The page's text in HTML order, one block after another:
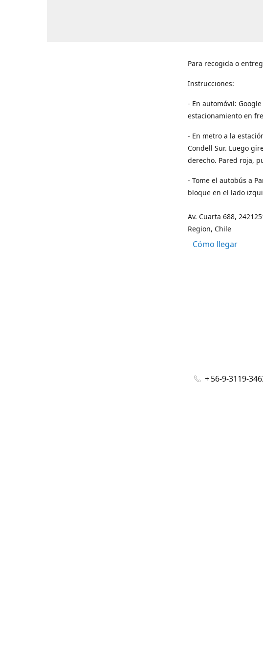
Para recogida o
Instrucciones:
- En automóvil:
estacionamiento en
- En metro a la
Condell Sur. Luego
derecho. Pared roja,
- Tome el autobús a
bloque en el lado
Av. Cuarta 688,
Region, Chile
Cómo llegar
+ 56-9-3119-